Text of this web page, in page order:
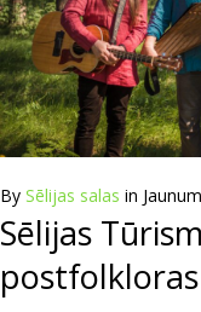
By Sēlijas salas in
Sēlijas